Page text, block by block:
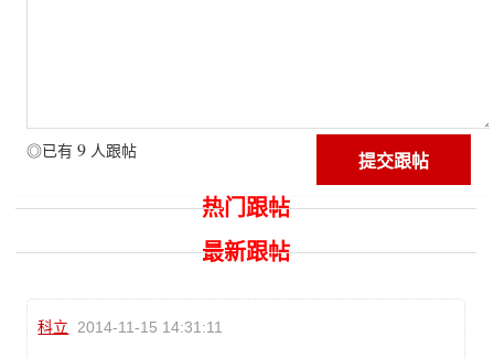
◎已有 9 人跟帖
热门跟帖
最新跟帖
科立 2014-11-15 14:31:11